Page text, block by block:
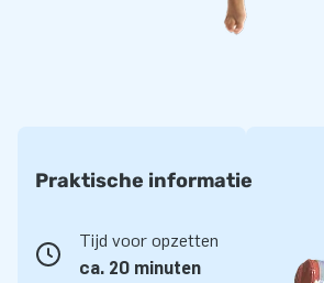
Koop deze unieke stormbaan met jungle
jouw klanten de dag van hun leven!
ontwikkelaars en logistiek medewerkers
van onze professionele service en
ook wel creators of greatness.
Praktische informatie
Tijd voor opzetten
ca. 20 minuten